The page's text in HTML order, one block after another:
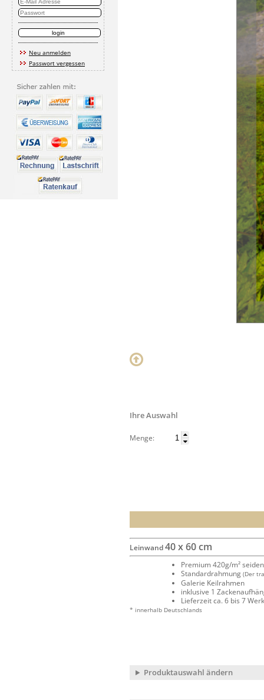
Neu anmelden
Passwort vergessen
Ihre Auswahl
Menge:
Leinwand40 x 60 cm
Premium 420g/m²
Standardrahmung (Der
Galerie Keilrahmen
inklusive 1
Lieferzeit ca. 6 bis 7
* innerhalb Deutschlands
Produktauswahl ändern